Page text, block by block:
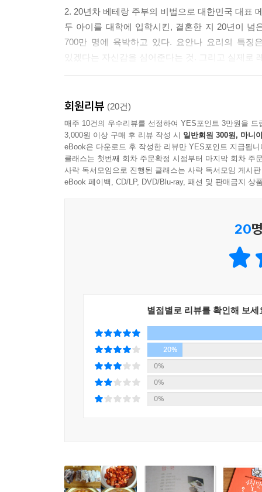
2. 20년차 베테랑 주부의 비법으로 대한민국 대표
두 아이를 대학에 입학시킨, 결혼한 지 20년이 넘
700만 명에 육박하고 있다. 요안나 요리의 특징
있겠다는 자신감을 심어준다는 것. 그리고 실제로
정말 간단한 요리라도 시작하기 전에 꼭 갖추어
도전할 수 있다. 정말 손쉬운 재료 계량, 꼭 갖추
요리마다 요안나만의 노하우가 담긴 ‘조리 포린트
회원리뷰 (20건)
매주 10건의 우수리뷰를 선정하여 YES포인트 3만원을 드
3,000원 이상 구매 후 리뷰 작성 시 일반회원 300원, 마니
eBook은 다운로드 후 작성한 리뷰만 YES포인트 지급됩니
클래스는 첫번째 회차 주문확정 시점부터 마지막 회차 주
사락 독서모임으로 진행된 클래스는 사락 독서모임 게시
eBook 페이백, CD/LP, DVD/Blu-ray, 패션 및 판매금지 상
20
별점별로 리뷰를 확인해 보세
20%
0%
0%
0%